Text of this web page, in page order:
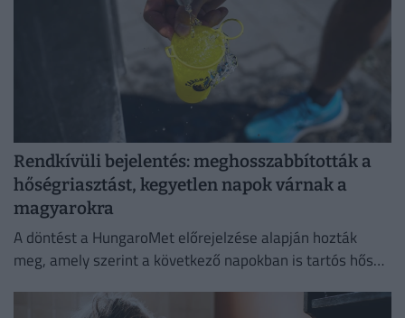
Rendkívüli bejelentés: meghosszabbították a
hőségriasztást, kegyetlen napok várnak a
magyarokra
A döntést a HungaroMet előrejelzése alapján hozták
meg, amely szerint a következő napokban is tartós hőség